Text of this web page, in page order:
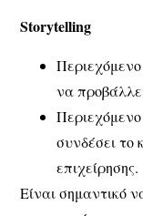
Storytelling
να
συνδέσει το
επιχείρησης.
Είναι σημαντικό